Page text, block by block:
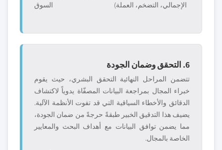
الإجمالي، التضخم، العملة)
السوق
6. التحقق وضمان الجودة
تتضمن المراحل النهائية التحقق البشري، حيث يقوم
خبراء المجال بمراجعة البيانات المصفّاة يدوياً لاكتشاف
الدقائق والأخطاء السياقية التي قد تفوت الأنظمة الآلية.
يضيف هذا التدقيق الخبير طبقةً حرجةً من ضمان الجودة،
مما يضمن توافق البيانات مع أهداف البحث والمعايير
الخاصة بالمجال.